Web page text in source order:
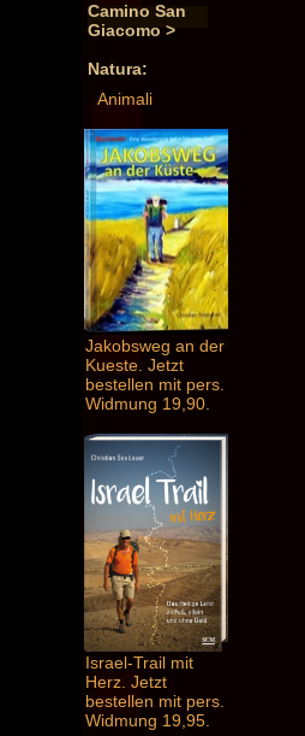
Camino San
Giacomo >
Natura:
Animali
Jakobsweg an der
Kueste. Jetzt
bestellen mit pers.
Widmung 19,90.
Israel-Trail mit
Herz. Jetzt
bestellen mit pers.
Widmung 19,95.